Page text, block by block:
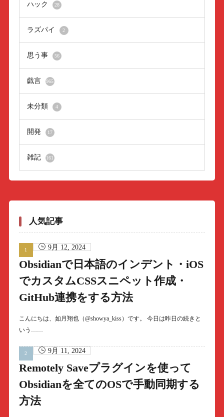
ハック 28
ラズパイ 2
思う事 56
戯言 965
未分類 4
開発 17
雑記 161
人気記事
9月 12, 2024
Obsidianで日本語のインデント・iOS
でカスタムCSSスニペット作成・
GitHub連携をする方法
こんにちは、如月翔也（@showya_kiss）です。 今日は昨日の続きと
いう……
9月 11, 2024
Remotely Saveプラグインを使って
Obsidianを全てのOSで手動同期する
方法